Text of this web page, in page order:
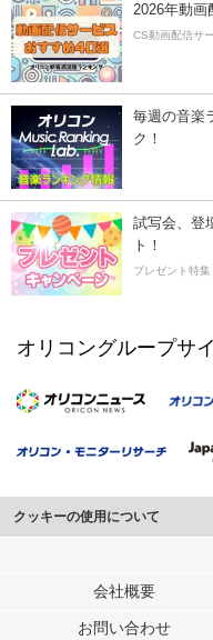
2026年動画
CS動画配信サ
毎週の音楽
ク！
試写会、登
ト！
プレゼント特集
オリコングループサ
クッキーの使用について
このサイトでは Cookie を使用
行っています。
メディアや広告配信、データ解
会社概要
お問い合わせ